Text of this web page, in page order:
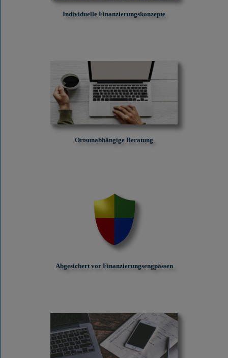
Individuelle Finanzierungskonzepte
Ortsunabhängige Beratung
Abgesichert vor Finanzierungs­engpässen